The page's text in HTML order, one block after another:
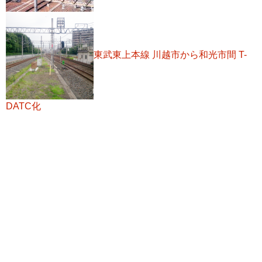
東武東上本線 川越市から和光市間 T-
DATC化